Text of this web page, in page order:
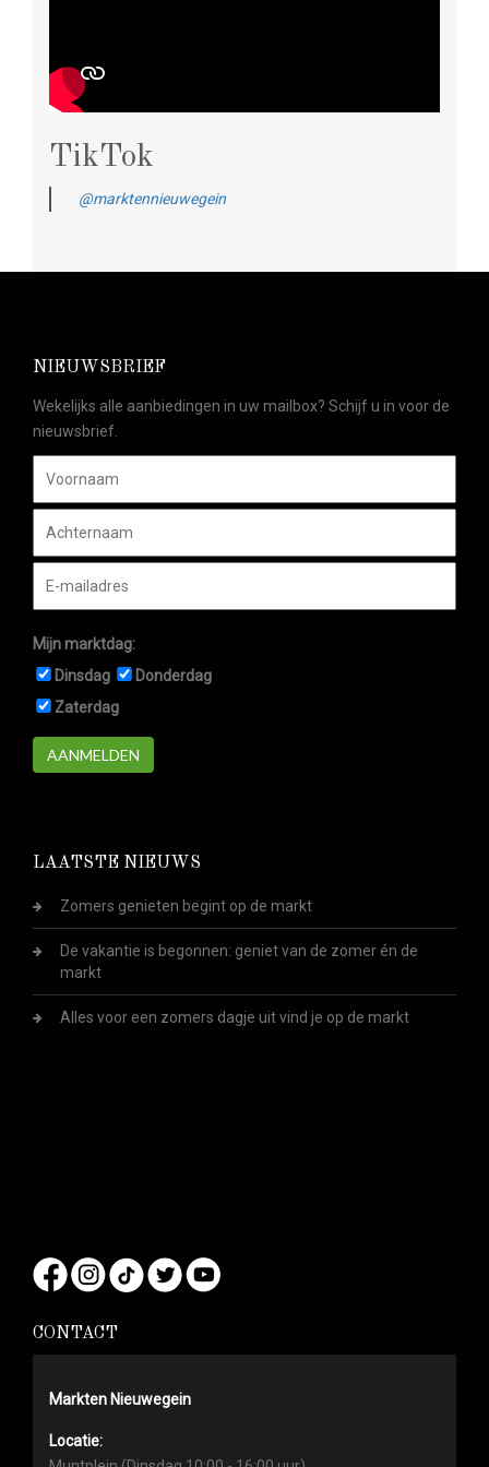
TikTok
@marktennieuwegein
NIEUWSBRIEF
Wekelijks alle aanbiedingen in uw mailbox? Schijf u in voor de
nieuwsbrief.
Mijn marktdag:
Dinsdag
Donderdag
Zaterdag
AANMELDEN
LAATSTE NIEUWS
Zomers genieten begint op de markt
De vakantie is begonnen: geniet van de zomer én de
markt
Alles voor een zomers dagje uit vind je op de markt
CONTACT
Markten Nieuwegein
Locatie: